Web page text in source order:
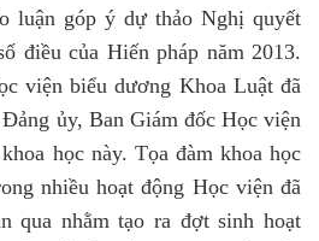
luận góp ý dự thảo Nghị quyết
điều của Hiến pháp năm 2013.
viện biểu dương Khoa Luật đã
ủy, Ban Giám đốc Học viện
khoa họcnày. Tọa đàm khoa học
nhiều hoạt động Học viện đã
qua nhằm tạo ra đợt sinh hoạt